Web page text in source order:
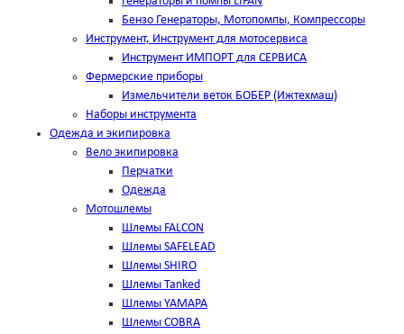
Бензо Генераторы, Мотопомпы, Компрессоры
Инструмент, Инструмент для мотосервиса
Инструмент ИМПОРТ для СЕРВИСА
Фермерские приборы
Измельчители веток БОБЕР (Ижтехмаш)
Наборы инструмента
Одежда и экипировка
Вело экипировка
Перчатки
Одежда
Мотошлемы
Шлемы FALCON
Шлемы SAFELEAD
Шлемы SHIRO
Шлемы Tanked
Шлемы YAMAPA
Шлемы COBRA